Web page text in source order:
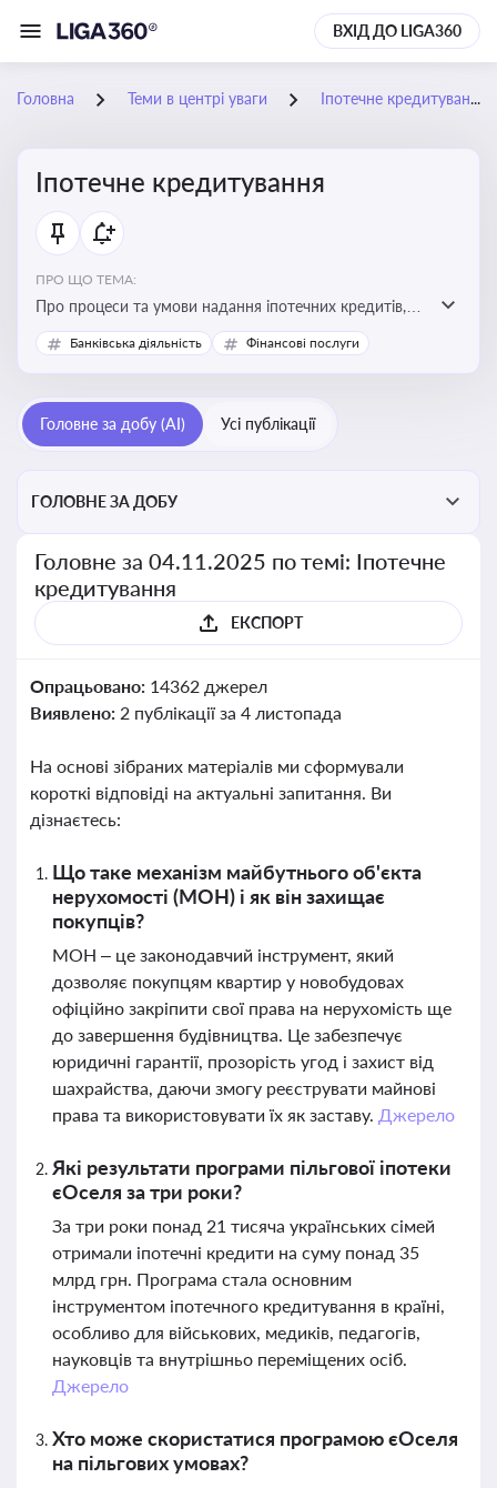
ВХІД ДО LIGA360
Головна Теми в центрі уваги Іпотечне кредитування
Іпотечне кредитування
ПРО ЩО ТЕМА:
Про процеси та умови надання іпотечних кредитів,
зміни у законодавстві та тенденції на ринку житла
Банківська діяльність Фінансові послуги
Головне за добу (AI) Усі публікації
ГОЛОВНЕ ЗА ДОБУ
Головне за 04.11.2025 по темі: Іпотечне
кредитування
ЕКСПОРТ
Опрацьовано: 14362 джерел
Виявлено: 2 публікації за 4 листопада
На основі зібраних матеріалів ми сформували
короткі відповіді на актуальні запитання. Ви
дізнаєтесь:
Що таке механізм майбутнього об'єкта
нерухомості (МОН) і як він захищає
покупців?
МОН – це законодавчий інструмент, який
дозволяє покупцям квартир у новобудовах
офіційно закріпити свої права на нерухомість ще
до завершення будівництва. Це забезпечує
юридичні гарантії, прозорість угод і захист від
шахрайства, даючи змогу реєструвати майнові
права та використовувати їх як заставу. Джерело
Які результати програми пільгової іпотеки
єОселя за три роки?
За три роки понад 21 тисяча українських сімей
отримали іпотечні кредити на суму понад 35
млрд грн. Програма стала основним
інструментом іпотечного кредитування в країні,
особливо для військових, медиків, педагогів,
науковців та внутрішньо переміщених осіб.
Джерело
Хто може скористатися програмою єОселя
на пільгових умовах?